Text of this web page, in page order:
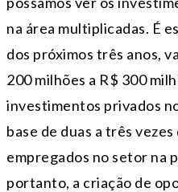
na área multiplicadas. É
dos próximos três anos,
200 milhões a R$ 300
investimentos privados
base de duas a três
empregados no setor na
portanto, a criação de